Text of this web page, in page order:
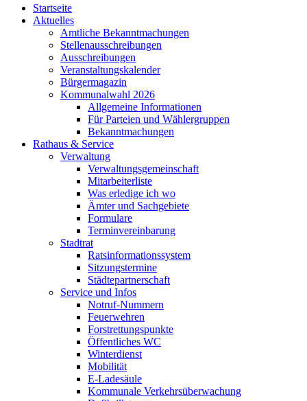
Startseite
Aktuelles
Amtliche Bekanntmachungen
Stellenausschreibungen
Ausschreibungen
Veranstaltungskalender
Bürgermagazin
Kommunalwahl 2026
Allgemeine Informationen
Für Parteien und Wählergruppen
Bekanntmachungen
Rathaus & Service
Verwaltung
Verwaltungsgemeinschaft
Mitarbeiterliste
Was erledige ich wo
Ämter und Sachgebiete
Formulare
Terminvereinbarung
Stadtrat
Ratsinformationssystem
Sitzungstermine
Städtepartnerschaft
Service und Infos
Notruf-Nummern
Feuerwehren
Forstrettungspunkte
Öffentliches WC
Winterdienst
Mobilität
E-Ladesäule
Kommunale Verkehrsüberwachung